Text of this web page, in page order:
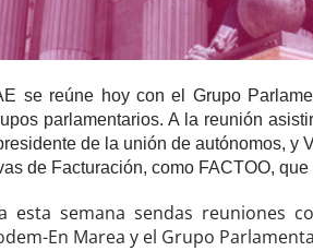
se reúne hoy con el Grupo
parlamentarios. A la reunión
de la unión de autónomos, y
de Facturación, como FACTOO,
esta semana sendas reuniones
En Marea y el Grupo